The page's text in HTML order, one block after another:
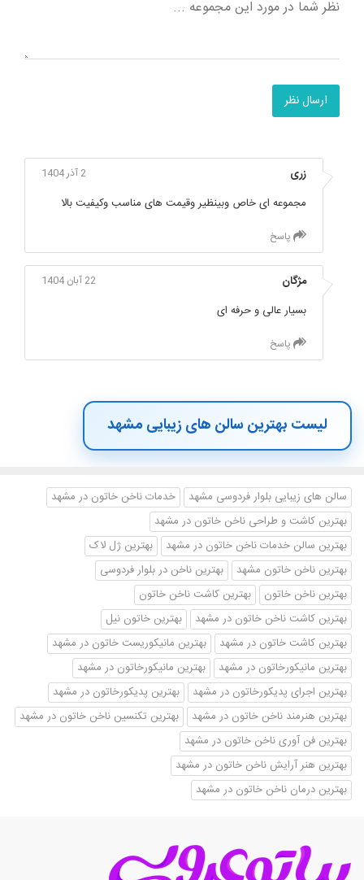
ارسال نظر
زری 2 آذر 1404
مجموعه ای خاص وبینظیر وقیمت های مناسب وکیفیت بالا
پاسخ
مژگان 22 آبان 1404
بسیار عالی و حرفه ای
پاسخ
لیست بهترین سالن های زیبایی مشهد
سالن های زیبایی بلوار فردوسی مشهد
خدمات ناخن خاتون در مشهد
بهترین کاشت و طراحی ناخن خاتون در مشهد
بهترین سالن خدمات ناخن خاتون در مشهد
بهترین ژل لاک
بهترین ناخن خاتون مشهد
بهترین ناخن در بلوار فردوسی
بهترین ناخن خاتون
بهترین کاشت ناخن خاتون
بهترین کاشت ناخن خاتون در مشهد
بهترین خاتون نیل
بهترین کاشت خاتون در مشهد
بهترین مانیکوریست خاتون در مشهد
بهترین مانیکورخاتون در مشهد
بهترین مانیکورخاتون در مشهد
بهترین اجرای پدیکورخاتون در مشهد
بهترین پدیکورخاتون در مشهد
بهترین هنرمند ناخن خاتون در مشهد
بهترین تکنسین ناخن خاتون در مشهد
بهترین فن آوری ناخن خاتون در مشهد
بهترین هنر آرایش ناخن خاتون در مشهد
بهترین درمان ناخن خاتون در مشهد